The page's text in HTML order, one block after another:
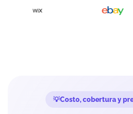
Costo, cobertura y